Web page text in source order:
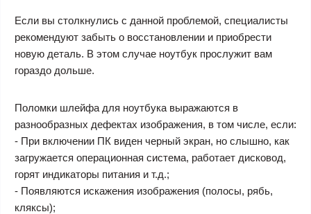
Если вы столкнулись с данной проблемой, специалисты
рекомендуют забыть о восстановлении и приобрести
новую деталь. В этом случае ноутбук прослужит вам
гораздо дольше.
Поломки шлейфа для ноутбука выражаются в
разнообразных дефектах изображения, в том числе, если:
- При включении ПК виден черный экран, но слышно, как
загружается операционная система, работает дисковод,
горят индикаторы питания и т.д.;
- Появляются искажения изображения (полосы, рябь,
кляксы);